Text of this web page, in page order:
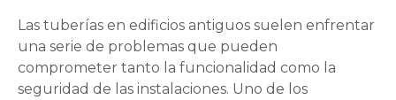
Las tuberías en edificios antiguos suelen enfrentar
una serie de problemas que pueden
comprometer tanto la funcionalidad como la
seguridad de las instalaciones. Uno de los